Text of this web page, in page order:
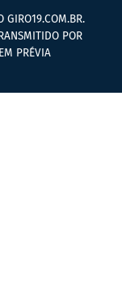
GIRO19.COM.BR.
POR
PRÉVIA